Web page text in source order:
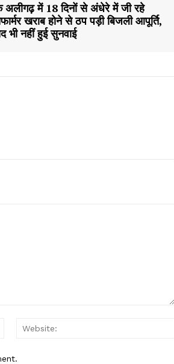
में 18 दिनों से अंधेरे में जी रहे
खराब होने से ठप पड़ी बिजली आपूर्ति,
भी नहीं हुई सुनवाई
Email:*